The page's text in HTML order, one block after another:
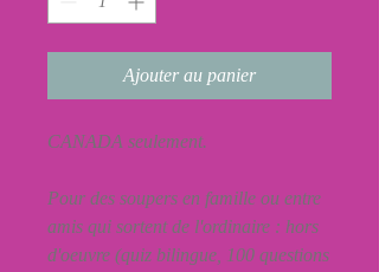
Ajouter au panier
CANADA seulement.
Pour des soupers en famille ou entre
amis qui sortent de l'ordinaire : hors
d'oeuvre (quiz bilingue, 100 questions